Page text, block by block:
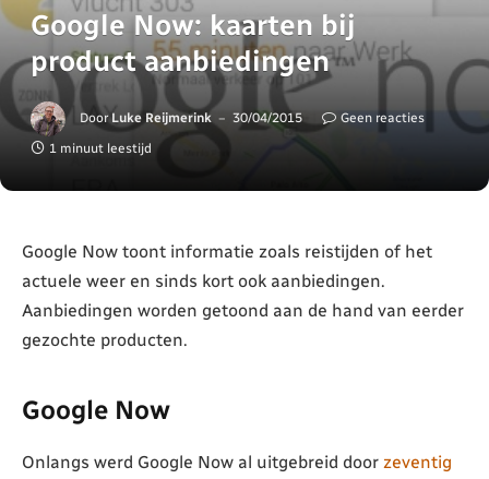
Google Now: kaarten bij
product aanbiedingen
Door Luke Reijmerink 30/04/2015
Geen reacties
1 minuut leestijd
Google Now toont informatie zoals reistijden of het
actuele weer en sinds kort ook aanbiedingen.
Aanbiedingen worden getoond aan de hand van eerder
gezochte producten.
Google Now
Onlangs werd Google Now al uitgebreid door zeventig